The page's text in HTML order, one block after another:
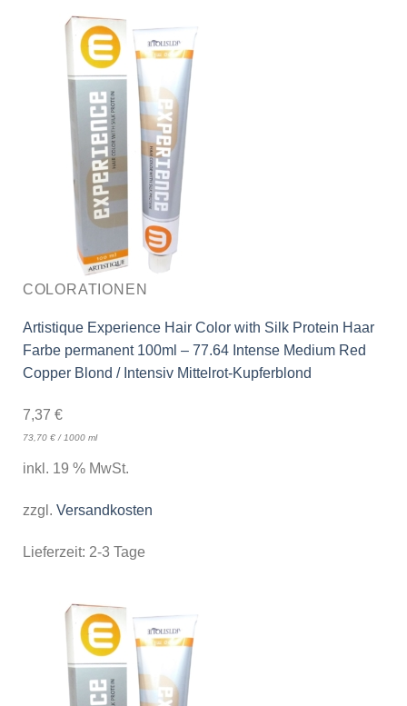
COLORATIONEN
Artistique Experience Hair Color with Silk Protein Haar
Farbe permanent 100ml – 77.64 Intense Medium Red
Copper Blond / Intensiv Mittelrot-Kupferblond
7,37 €
73,70 €/1000 ml
inkl. 19 % MwSt.
zzgl. Versandkosten
Lieferzeit: 2-3 Tage